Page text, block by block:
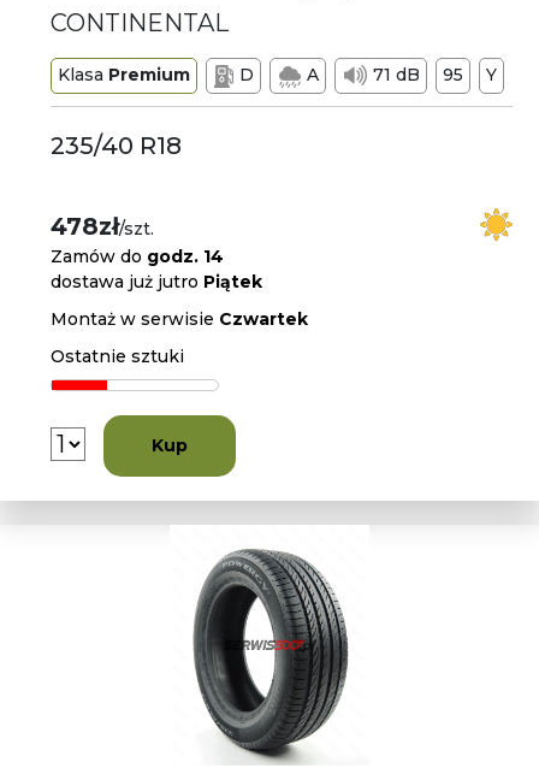
CONTINENTAL
Klasa Premium D A 71 dB 95 Y
235/40 R18
478zł/szt.
Zamów do godz. 14
dostawa już jutro Piątek
Montaż w serwisie Czwartek
Ostatnie sztuki
Kup